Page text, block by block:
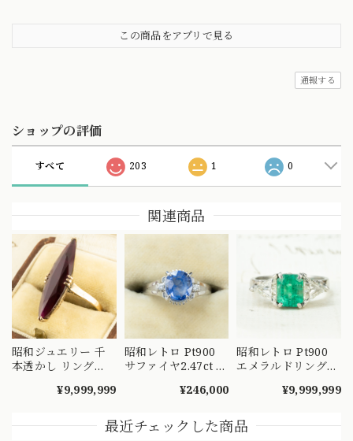
この商品をアプリで見る
通報する
ショップの評価
すべて 203 1 0
関連商品
昭和ジュエリー 千
本透かし リング
昭和レトロ 陽刻 赤
指輪 MOR00549
¥9,999,999
昭和レトロ Pt900
サファイヤ2.47ct ダ
プラチナ 腰高 日本
OKR00228
¥246,000
昭和レトロ Pt900
エメラルドリング
トカット ダイヤモ
テージジュエリー
～顔まで美しい ト
¥9,999,999
最近チェックした商品